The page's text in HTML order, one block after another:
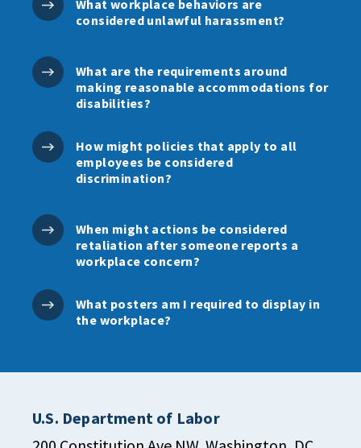
What workplace behaviors are
considered unlawful harassment?
What are the requirements around
making reasonable accommodations for
disabilities?
How might policies that apply to all
employees be considered
discrimination?
When might actions be considered
retaliation after someone reports a
workplace concern?
What posters am I required to display in
the workplace?
U.S. Department of Labor